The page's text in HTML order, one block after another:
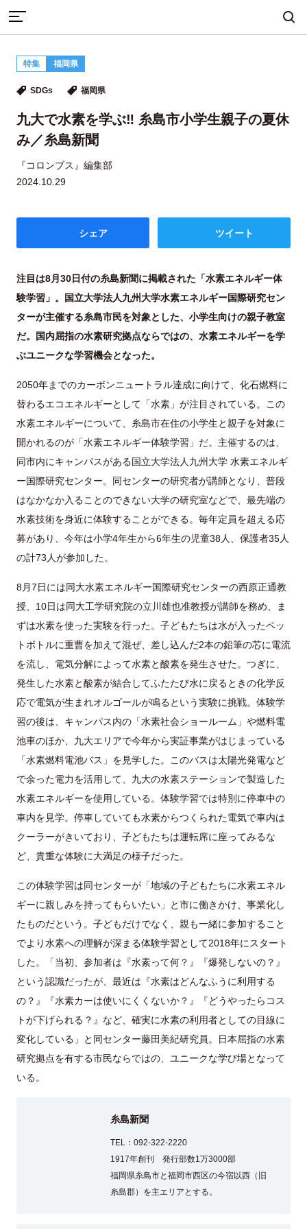
自然・歴史・文化
イベント
地域から探す 雑誌から探す
SDGs
九大で水素を学ぶ‼ 糸島市小学生親子の夏休み／糸島新聞
特集 福岡県
SDGs 福岡県
九大で水素を学ぶ‼ 糸島市小学生親子の夏休
み／糸島新聞
『コロンブス』編集部
2024.10.29
シェア ツイート
注目は8月30日付の糸島新聞に掲載された「水素エネルギー体
験学習」。国立大学法人九州大学水素エネルギー国際研究セン
ターが主催する糸島市民を対象とした、小学生向けの親子教室
だ。国内屈指の水素研究拠点ならではの、水素エネルギーを学
ぶユニークな学習機会となった。
2050年までのカーボンニュートラル達成に向けて、化石燃料に
替わるエコエネルギーとして「水素」が注目されている。この
水素エネルギーについて、糸島市在住の小学生と親子を対象に
開かれるのが「水素エネルギー体験学習」だ。主催するのは、
同市内にキャンパスがある国立大学法人九州大学 水素エネルギ
ー国際研究センター。同センターの研究者が講師となり、普段
はなかなか入ることのできない大学の研究室などで、最先端の
水素技術を身近に体験することができる。毎年定員を超える応
募があり、今年は小学4年生から6年生の児童38人、保護者35人
の計73人が参加した。
8月7日には同大水素エネルギー国際研究センターの西原正通教
授、10日は同大工学研究院の立川雄也准教授が講師を務め、ま
ずは水素を使った実験を行った。子どもたちは水が入ったペッ
トボトルに重曹を加えて混ぜ、差し込んだ2本の鉛筆の芯に電流
を流し、電気分解によって水素と酸素を発生させた。つぎに、
発生した水素と酸素が結合してふたたび水に戻るときの化学反
応で電気が生まれオルゴールが鳴るという実験に挑戦。体験学
習の後は、キャンパス内の「水素社会ショールーム」や燃料電
池車のほか、九大エリアで今年から実証事業がはじまっている
「水素燃料電池バス」を見学した。このバスは太陽光発電など
で余った電力を活用して、九大の水素ステーションで製造した
水素エネルギーを使用している。体験学習では特別に停車中の
車内を見学。停車していても水素からつくられた電気で車内は
クーラーがきいており、子どもたちは運転席に座ってみるな
ど、貴重な体験に大満足の様子だった。
この体験学習は同センターが「地域の子どもたちに水素エネル
ギーに親しみを持ってもらいたい」と市に働きかけ、事業化し
たものだという。子どもだけでなく、親も一緒に参加すること
でより水素への理解が深まる体験学習として2018年にスタート
した。「当初、参加者は『水素って何？』『爆発しないの？』
という認識だったが、最近は『水素はどんなふうに利用する
の？』『水素カーは使いにくくないか？』『どうやったらコス
トが下げられる？』など、確実に水素の利用者としての目線に
変化している」と同センター藤田美紀研究員。日本屈指の水素
研究拠点を有する市民ならではの、ユニークな学び場となって
いる。
糸島新聞
TEL：092-322-2220
1917年創刊 発行部数1万3000部
福岡県糸島市と福岡市西区の今宿以西（旧
糸島郡）を主エリアとする。